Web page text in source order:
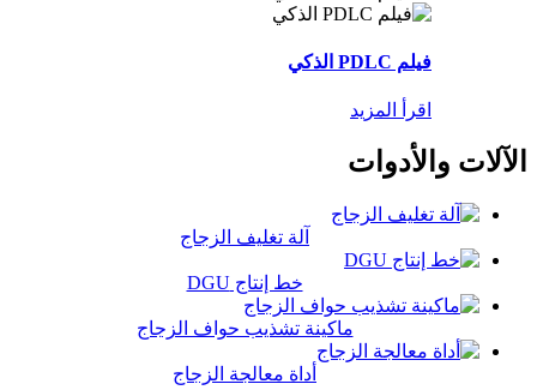
فيلم PDLC الذكي
اقرأ المزيد
الآلات والأدوات
آلة تغليف الزجاج
خط إنتاج DGU
ماكينة تشذيب حواف الزجاج
أداة معالجة الزجاج